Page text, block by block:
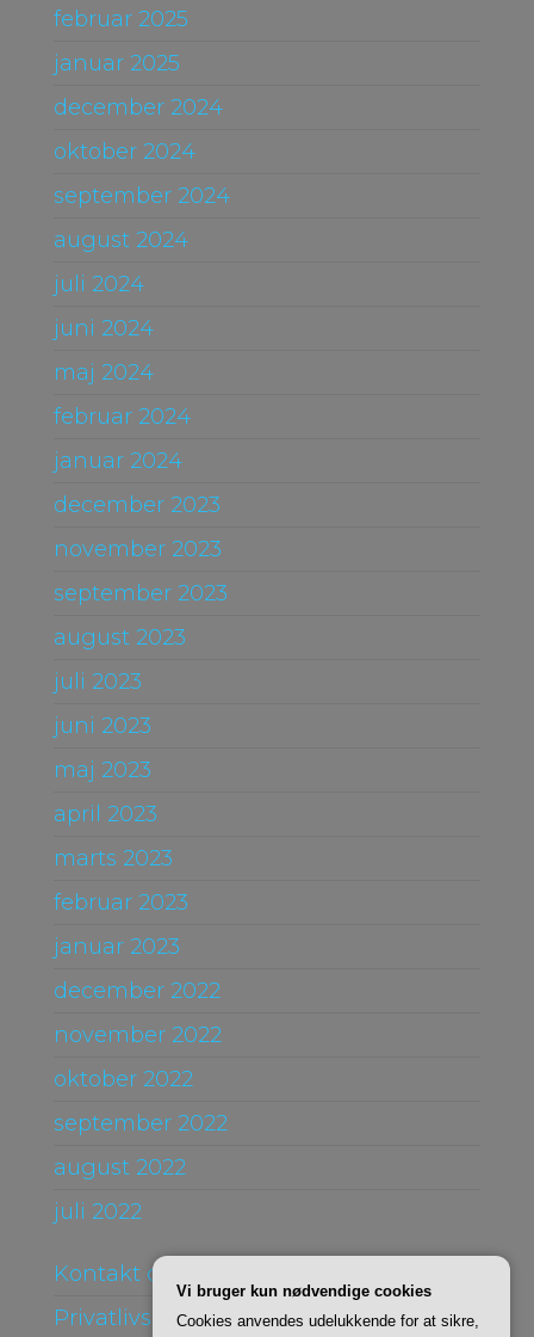
februar 2025
januar 2025
december 2024
oktober 2024
september 2024
august 2024
juli 2024
juni 2024
maj 2024
februar 2024
januar 2024
december 2023
november 2023
september 2023
august 2023
juli 2023
juni 2023
maj 2023
april 2023
marts 2023
februar 2023
januar 2023
december 2022
november 2022
oktober 2022
september 2022
august 2022
juli 2022
Kontakt og Om
Privatlivspolitik
Vi bruger kun nødvendige cookies
Cookies anvendes udelukkende for at sikre,